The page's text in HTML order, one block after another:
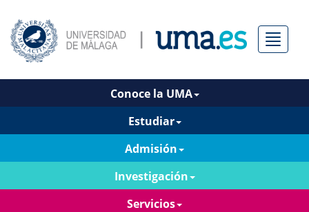
Menú
Conoce la UMA
Estudiar
Admisión
Investigación
Servicios